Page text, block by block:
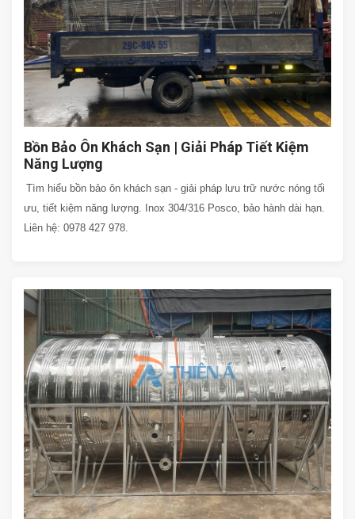
Bồn Bảo Ôn Khách Sạn | Giải Pháp Tiết Kiệm
Năng Lượng
Tìm hiểu bồn bảo ôn khách sạn - giải pháp lưu trữ nước nóng tối
ưu, tiết kiệm năng lượng. Inox 304/316 Posco, bảo hành dài hạn.
Liên hệ: 0978 427 978.